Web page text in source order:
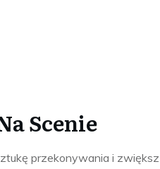
Scenie
przekonywania i zwiększ